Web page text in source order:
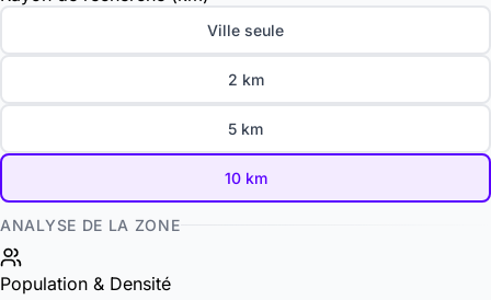
Ville seule
2 km
5 km
10 km
ANALYSE DE LA ZONE
Population & Densité